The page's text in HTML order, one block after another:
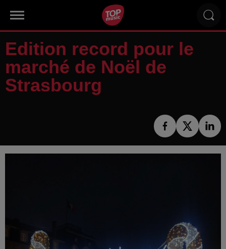
Edition record pour le
marché de Noël de
Strasbourg